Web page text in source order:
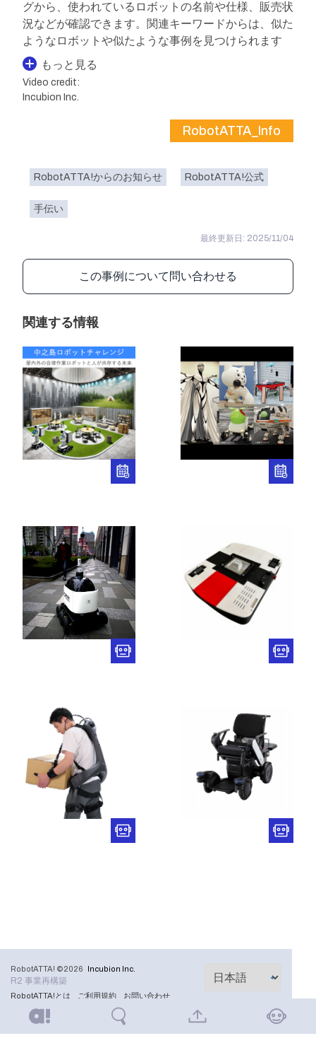
グから、使われているロボットの名前や仕様、販売状
況などが確認できます。関連キーワードからは、似た
ようなロボットや似たような事例を見つけられます
もっと見る
Video credit:
Incubion Inc.
RobotATTA_Info
RobotATTA!からのお知らせ RobotATTA!公式
手伝い
最終更新日: 2025/11/04
この事例について問い合わせる
関連する情報
RobotATTA! ©2026 Incubion Inc.
R2 事業再構築
RobotATTA!とは ご利用規約 お問い合わせ